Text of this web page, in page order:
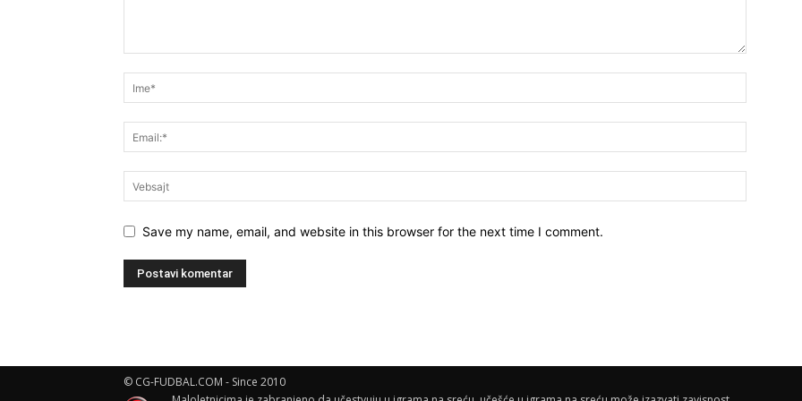
Save my name, email, and website in this browser for the next time I comment.
© CG-FUDBAL.COM - Since 2010